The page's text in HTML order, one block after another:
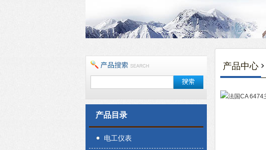
产品目录
电工仪表
产品中心